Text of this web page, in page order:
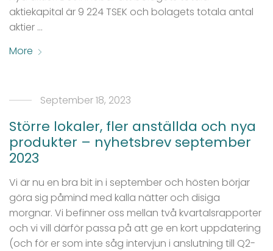
aktiekapital är 9 224 TSEK och bolagets totala antal
aktier …
More
September 18, 2023
Större lokaler, fler anställda och nya
produkter – nyhetsbrev september
2023
Vi är nu en bra bit in i september och hösten börjar
göra sig påmind med kalla nätter och disiga
morgnar. Vi befinner oss mellan två kvartalsrapporter
och vi vill därför passa på att ge en kort uppdatering
(och för er som inte såg intervjun i anslutning till Q2-